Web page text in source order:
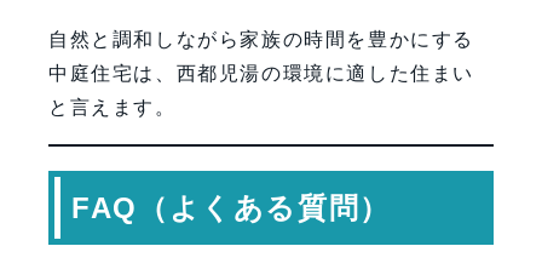
自然と調和しながら家族の時間を豊かにする
中庭住宅は、西都児湯の環境に適した住まい
と言えます。
FAQ（よくある質問）